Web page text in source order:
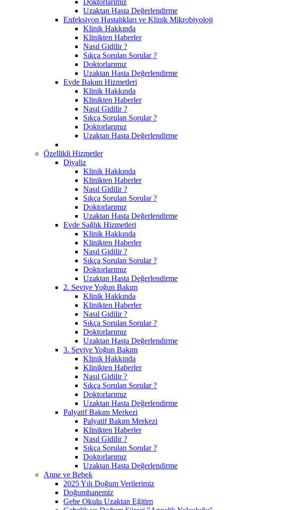
Uzaktan Hasta Değerlendirme
Enfeksiyon Hastalıkları ve Klinik Mikrobiyoloji
Klinik Hakkında
Klinikten Haberler
Nasıl Gidilir ?
Sıkça Sorulan Sorular ?
Doktorlarımız
Uzaktan Hasta Değerlendirme
Evde Bakım Hizmetleri
Klinik Hakkında
Klinikten Haberler
Nasıl Gidilir ?
Sıkça Sorulan Sorular ?
Doktorlarımız
Uzaktan Hasta Değerlendirme
Özellikli Hizmetler
Diyaliz
Klinik Hakkında
Klinikten Haberler
Nasıl Gidilir ?
Sıkça Sorulan Sorular ?
Doktorlarımız
Uzaktan Hasta Değerlendirme
Evde Sağlık Hizmetleri
Klinik Hakkında
Klinikten Haberler
Nasıl Gidilir ?
Sıkça Sorulan Sorular ?
Doktorlarımız
Uzaktan Hasta Değerlendirme
2. Seviye Yoğun Bakım
Klinik Hakkında
Klinikten Haberler
Nasıl Gidilir ?
Sıkça Sorulan Sorular ?
Doktorlarımız
Uzaktan Hasta Değerlendirme
3. Seviye Yoğun Bakım
Klinik Hakkında
Klinikten Haberler
Nasıl Gidilir ?
Sıkça Sorulan Sorular ?
Doktorlarımız
Uzaktan Hasta Değerlendirme
Palyatif Bakım Merkezi
Palyatif Bakım Merkezi
Klinikten Haberler
Nasıl Gidilir ?
Sıkça Sorulan Sorular ?
Doktorlarımız
Uzaktan Hasta Değerlendirme
Anne ve Bebek
2025 Yılı Doğum Verilerimiz
Doğumhanemiz
Gebe Okulu Uzaktan Eğitim